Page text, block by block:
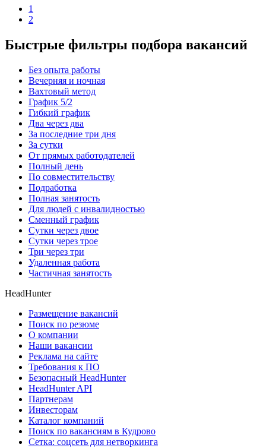
1
2
Быстрые фильтры подбора вакансий
Без опыта работы
Вечерняя и ночная
Вахтовый метод
График 5/2
Гибкий график
Два через два
За последние три дня
За сутки
От прямых работодателей
Полный день
По совместительству
Подработка
Полная занятость
Для людей с инвалидностью
Сменный график
Сутки через двое
Сутки через трое
Три через три
Удаленная работа
Частичная занятость
HeadHunter
Размещение вакансий
Поиск по резюме
О компании
Наши вакансии
Реклама на сайте
Требования к ПО
Безопасный HeadHunter
HeadHunter API
Партнерам
Инвесторам
Каталог компаний
Поиск по вакансиям в Кудрово
Сетка: соцсеть для нетворкинга